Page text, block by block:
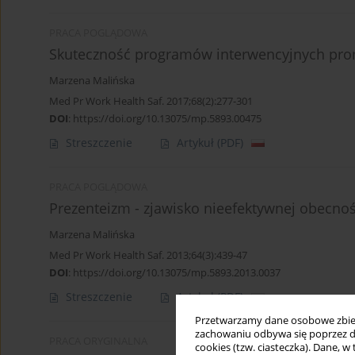
Przetwarzamy dane osobowe
zachowaniu odbywa się poprzez
cookies (tzw. ciasteczka). Dane,
Skuteczność programów interwencyjnych
Marzena Malińska
Med Pr Work Health Saf. 2017;68(2):277-301
DOI: https://doi.org/10.13075/mp.5893.00475
Streszczenie Artykuł (PDF)
Prezenteizm - zjawisko nieefektywnej
Marzena Malińska
Med Pr Work Health Saf. 2013;64(3):439-47
DOI: https://doi.org/10.13075/mp.5893.2013.0037
Streszczenie Artykuł(PDF)